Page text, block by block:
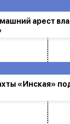
«Инская»
арест